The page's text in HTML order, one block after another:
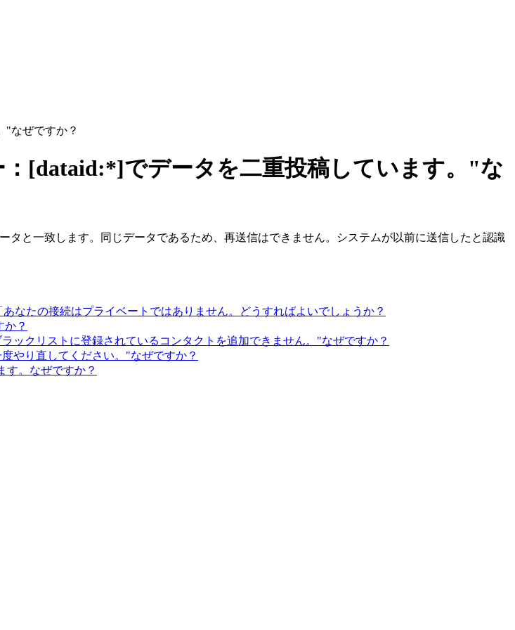
"なぜですか？
[dataid:*]でデータを二重投稿しています。"な
タと一致します。同じデータであるため、再送信はできません。システムが以前に送信したと認識
なたの接続はプライベートではありません。どうすればよいでしょうか？
か？
ックリストに登録されているコンタクトを追加できません。"なぜですか？
やり直してください。"なぜですか？
す。なぜですか？